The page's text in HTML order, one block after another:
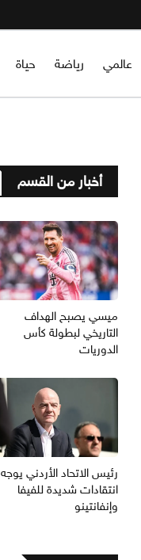
عالمي رياضة حياة
أخبار من القسم
ميسي يصبح الهداف
التاريخي لبطولة كأس
الدوريات
رئيس الاتحاد الأردني يوجه
انتقادات شديدة للفيفا
وإنفانتينو